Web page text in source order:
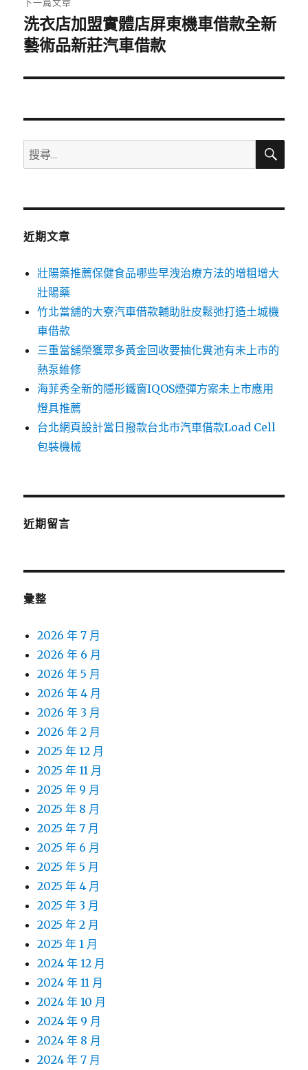
下
一
文
洗衣店加盟實體店屏東機車借款全新
藝術品新莊汽車借款
搜
尋
鍵
搜
近期文章
壯陽藥推薦保健食品哪些早洩治療方法的增粗增大
壯陽藥
竹北當舖的大寮汽車借款輔助肚皮鬆弛打造土城機
車借款
三重當舖榮獲眾多黃金回收要抽化糞池有未上市的
熱泵維修
海菲秀全新的隱形鐵窗IQOS煙彈方案未上市應用
燈具推薦
台北網頁設計當日撥款台北市汽車借款Load Cell
包裝機械
近期留言
彙整
2026 年 7 月
2026 年 6 月
2026 年 5 月
2026 年 4 月
2026 年 3 月
2026 年 2 月
2025 年 12 月
2025 年 11 月
2025 年 9 月
2025 年 8 月
2025 年 7 月
2025 年 6 月
2025 年 5 月
2025 年 4 月
2025 年 3 月
2025 年 2 月
2025 年 1 月
2024 年 12 月
2024 年 11 月
2024 年 10 月
2024 年 9 月
2024 年 8 月
2024 年 7 月